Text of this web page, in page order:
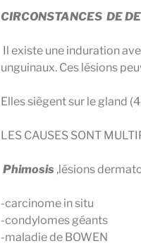
CIRCONSTANCES DE
Il existe une induration
unguinaux. Ces lésions
Elles siègent sur le gland
LES CAUSES SONT
Phimosis ,lésions
-carcinome in situ
-condylomes géants
-maladie de BOWEN